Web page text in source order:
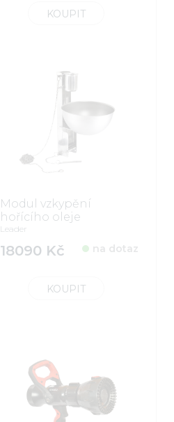
KOUPIT
Modul vzkypění
hořícího oleje
Leader
18090 Kč na dotaz
KOUPIT